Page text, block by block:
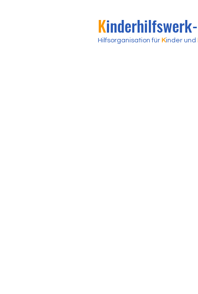
Kinderhilfswerk-
Hilfsorganisation für Kinder und